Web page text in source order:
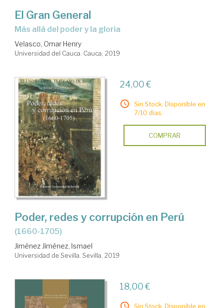
El Gran General
más allá del poder y la gloria
Velasco, Omar Henry
Universidad del Cauca. Cauca, 2019
24,00 €
Sin Stock. Disponible en
7/10 días.
COMPRAR
Poder, redes y corrupción en Perú
(1660-1705)
Jiménez Jiménez, Ismael
Universidad de Sevilla. Sevilla, 2019
18,00 €
Sin Stock. Disponible en